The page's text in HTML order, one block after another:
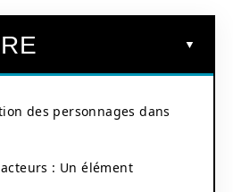
des personnages dans
: Un élément